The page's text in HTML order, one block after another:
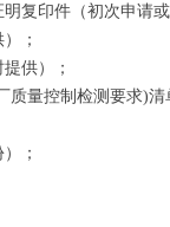
复印件（初次申请
；
供）；
量控制检测要求)清
；